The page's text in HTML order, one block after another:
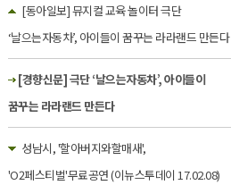
[동아일보] 뮤지컬 교육 놀이터 극단
‘날으는자동차’, 아이들이 꿈꾸는 라라랜드 만든다
[경향신문] 극단 ‘날으는자동차’, 아이들이
꿈꾸는 라라랜드 만든다
성남시, '할아버지와할매새',
'O2페스티벌'무료공연 (이뉴스투데이 17.02.08)